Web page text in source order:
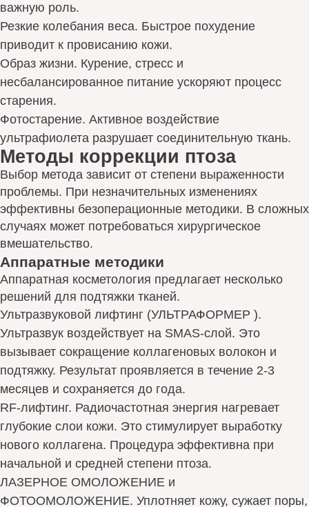
важную роль.
Резкие колебания веса. Быстрое похудение
приводит к провисанию кожи.
Образ жизни. Курение, стресс и
несбалансированное питание ускоряют процесс
старения.
Фотостарение. Активное воздействие
ультрафиолета разрушает соединительную ткань.
Методы коррекции птоза
Выбор метода зависит от степени выраженности
проблемы. При незначительных изменениях
эффективны безоперационные методики. В сложных
случаях может потребоваться хирургическое
вмешательство.
Аппаратные методики
Аппаратная косметология предлагает несколько
решений для подтяжки тканей.
Ультразвуковой лифтинг (УЛЬТРАФОРМЕР ).
Ультразвук воздействует на SMAS-слой. Это
вызывает сокращение коллагеновых волокон и
подтяжку. Результат проявляется в течение 2-3
месяцев и сохраняется до года.
RF-лифтинг. Радиочастотная энергия нагревает
глубокие слои кожи. Это стимулирует выработку
нового коллагена. Процедура эффективна при
начальной и средней степени птоза.
ЛАЗЕРНОЕ ОМОЛОЖЕНИЕ и
ФОТООМОЛОЖЕНИЕ. Уплотняет кожу, сужает поры,